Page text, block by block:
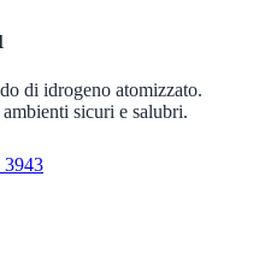
di idrogeno atomizzato.
sicuri e salubri.
3943